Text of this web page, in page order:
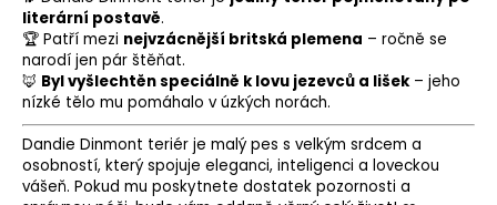
literární postavě.
🏆 Patří mezi nejvzácnější britská plemena – ročně se
narodí jen pár štěňat.
🦊 Byl vyšlechtěn speciálně k lovu jezevců a lišek– jeho
nízké tělo mu pomáhalo v úzkých norách.
Dandie Dinmont teriér je malý pes s velkým srdcem a
osobností, který spojuje eleganci, inteligenci a loveckou
vášeň. Pokud mu poskytnete dostatek pozornosti a